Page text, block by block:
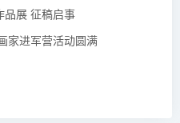
品展 征稿启事
家进军营活动圆满